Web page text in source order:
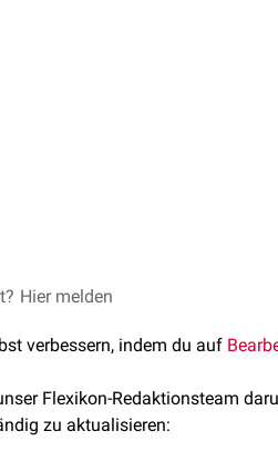
das
Epiorchium
dasPeriorchiumist ausgedehnter
Sharma /
Hier melden
verbessern, indem du auf
Flexikon-Redaktionsteam
zu aktualisieren: